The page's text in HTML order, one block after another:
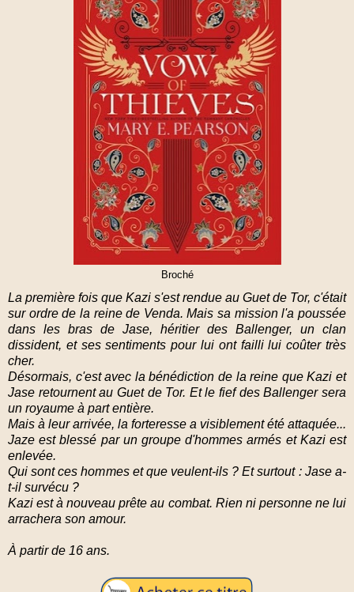
Broché
La première fois que Kazi s'est rendue au Guet de Tor, c'était
sur ordre de la reine de Venda. Mais sa mission l'a poussée
dans les bras de Jase, héritier des Ballenger, un clan
dissident, et ses sentiments pour lui ont failli lui coûter très
cher.
Désormais, c'est avec la bénédiction de la reine que Kazi et
Jase retournent au Guet de Tor. Et le fief des Ballenger sera
un royaume à part entière.
Mais à leur arrivée, la forteresse a visiblement été attaquée...
Jaze est blessé par un groupe d'hommes armés et Kazi est
enlevée.
Qui sont ces hommes et que veulent-ils ? Et surtout : Jase a-
t-il survécu ?
Kazi est à nouveau prête au combat. Rien ni personne ne lui
arrachera son amour.
À partir de 16 ans.